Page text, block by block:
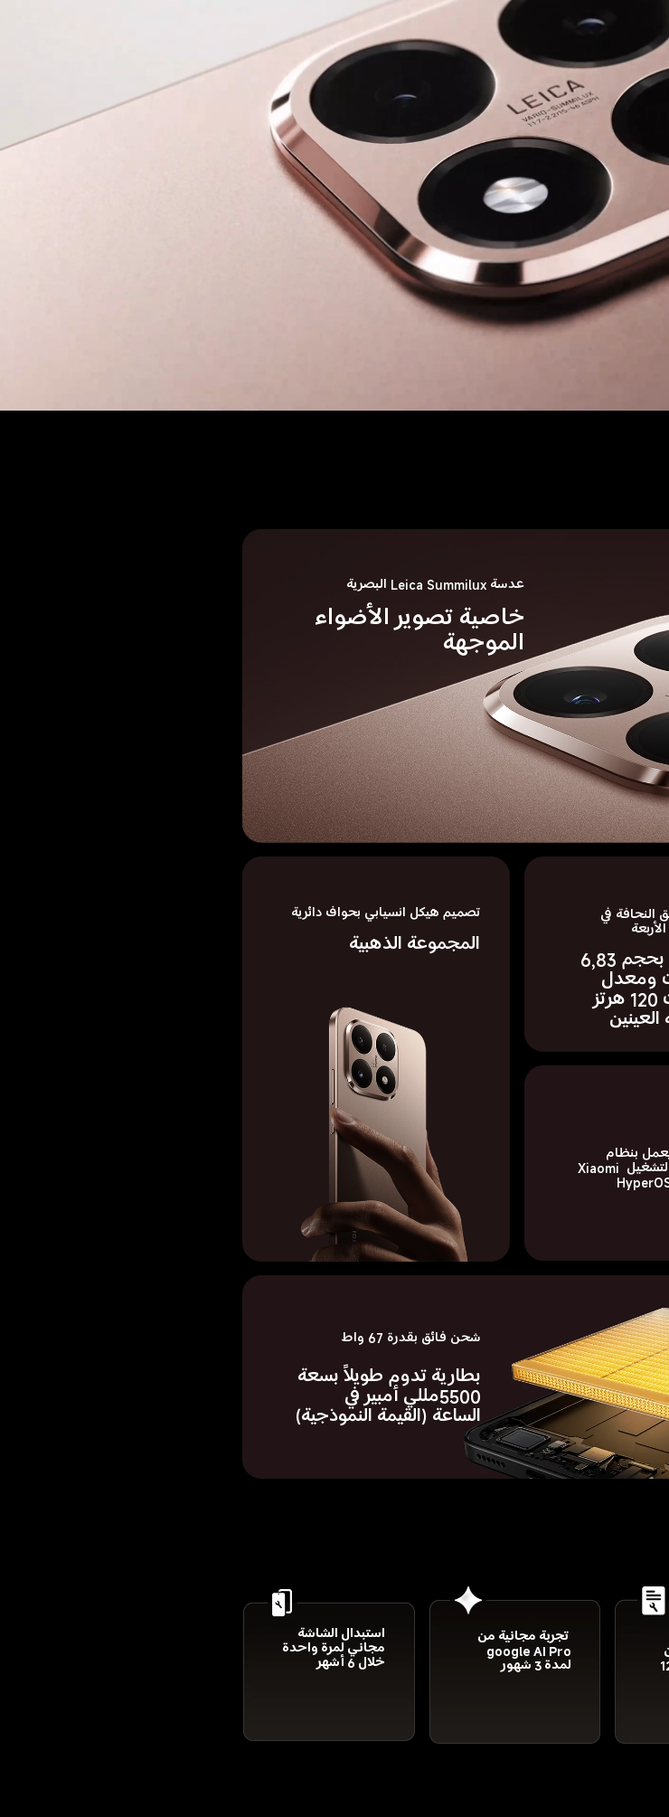
عدسة Leica Summilux البصرية
خاصية تصوير الأضواء
الموجهة
تصميم هيكل انسيابي بحواف دائرية
المجموعة الذهبية
النحافة في
ومعدل
تحديث 120 هرتز
العينين
بنظام
التشغيل Xiaomi
شحن فائق بقدرة 67 واط
بطارية تدوم طويلاً بسعة
5500مللي أمبير في
الساعة (القيمة النموذجية)
استبدال الشاشة
مجاني لمرة واحدة
خلال 6 أشهر
تجربة مجانية من
لمدة 3 شهور